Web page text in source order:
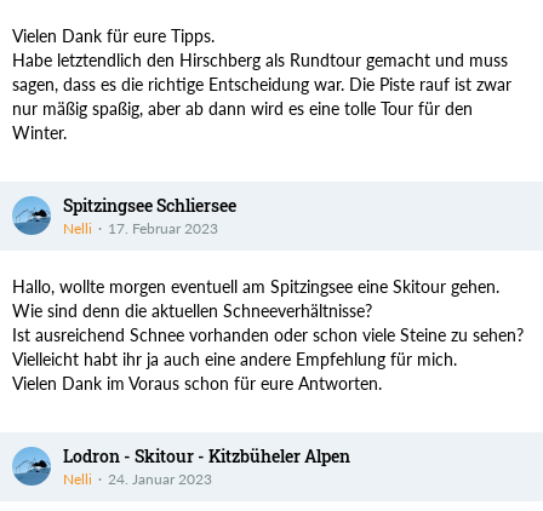
Vielen Dank für eure Tipps.
Habe letztendlich den Hirschberg als Rundtour gemacht und muss
sagen, dass es die richtige Entscheidung war. Die Piste rauf ist zwar
nur mäßig spaßig, aber ab dann wird es eine tolle Tour für den
Winter.
Spitzingsee Schliersee
Nelli 17. Februar 2023
Hallo, wollte morgen eventuell am Spitzingsee eine Skitour gehen.
Wie sind denn die aktuellen Schneeverhältnisse?
Ist ausreichend Schnee vorhanden oder schon viele Steine zu sehen?
Vielleicht habt ihr ja auch eine andere Empfehlung für mich.
Vielen Dank im Voraus schon für eure Antworten.
Lodron - Skitour - Kitzbüheler Alpen
Nelli 24. Januar 2023